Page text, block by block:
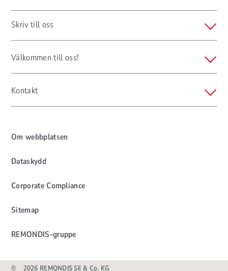
Skriv till oss
Välkommen till oss!
Kontakt
Om webbplatsen
Dataskydd
Corporate Compliance
Sitemap
REMONDIS-gruppe
© 2026 REMONDIS SE & Co. KG